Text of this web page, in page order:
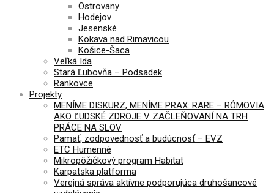
Ostrovany
Hodejov
Jesenské
Kokava nad Rimavicou
Košice-Šaca
Veľká Ida
Stará Ľubovňa – Podsadek
Rankovce
Projekty
MENÍME DISKURZ, MENÍME PRAX: RARE – RÓMOVIA
AKO ĽUDSKÉ ZDROJE V ZAČLEŇOVANÍ NA TRH
PRÁCE NA SLOV
Pamäť, zodpovednosť a budúcnosť – EVZ
ETC Humenné
Mikropôžičkový program Habitat
Karpatska platforma
Verejná správa aktívne podporujúca druhošancové